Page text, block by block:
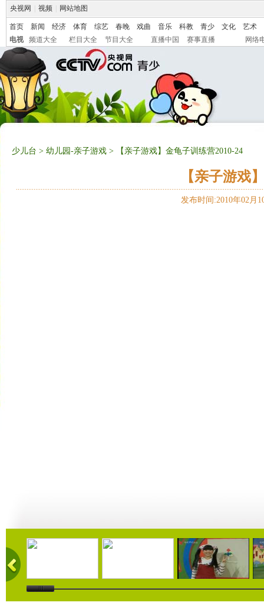
央视网 视频 网站地图
首页 新闻 经济 体育 综艺 春晚 戏曲 音乐 科教 青少 文化
艺术
电视
频道大全 栏目大全 节目大全 直播中国 赛事直播 网络
少儿台 > 幼儿园-亲子游戏 > 【亲子游戏】金龟子训练营2010-24
【亲子游戏
发布时间:2010年02月
05:37 10:16 04:22